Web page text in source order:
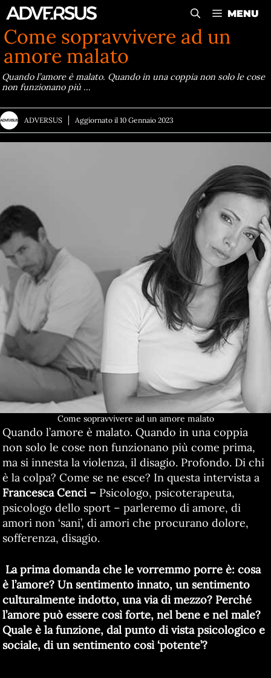
Vai
al
contenuto
MENU
Come sopravvivere ad un
amore malato
Quando l’amore è malato. Quando in una coppia non solo le cose
non funzionano più …
ADVERSUS Aggiornato il 10 Gennaio 2023
Come sopravvivere ad un amore malato
Quando l’amore è malato. Quando in una coppia
non solo le cose non funzionano più come prima,
ma si innesta la violenza, il disagio. Profondo. Di chi
è la colpa? Come se ne esce? In questa intervista a
Francesca Cenci – Psicologo, psicoterapeuta,
psicologo dello sport – parleremo di amore, di
amori non ‘sani’, di amori che procurano dolore,
sofferenza, disagio.
La prima domanda che le vorremmo porre è: cosa
è l’amore? Un sentimento innato, un sentimento
culturalmente indotto, una via di mezzo? Perché
l’amore può essere così forte, nel bene e nel male?
Quale è la funzione, dal punto di vista psicologico e
sociale, di un sentimento così ‘potente’?